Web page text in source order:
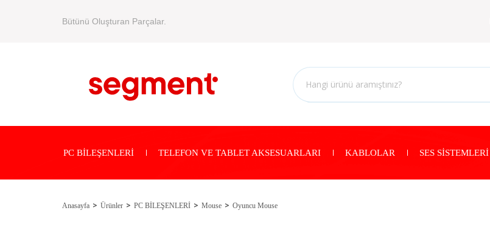
Bütünü Oluşturan Parçalar.
PC BİLEŞENLERİ TELEFON VE TABLET AKSESUARLARI KABLOLAR SES SİSTEMLERİ
Anasayfa Ürünler PC BİLEŞENLERİ Mouse Oyuncu Mouse